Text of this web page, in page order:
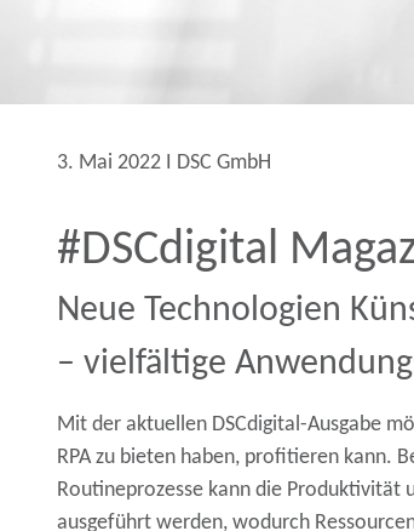
3. Mai 2022 Ι DSC GmbH
#DSCdigital
Neue Technologien
– vielfältige
Mit der aktuellen DSCdigital-Ausgabe
RPA zu bieten haben, profitieren kann.
Routineprozesse kann die Produktivität
ausgeführt werden, wodurch